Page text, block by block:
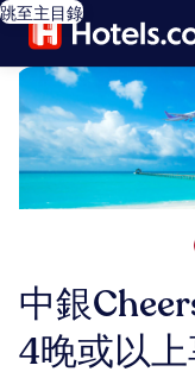
跳至主目錄
中銀
4晚或以